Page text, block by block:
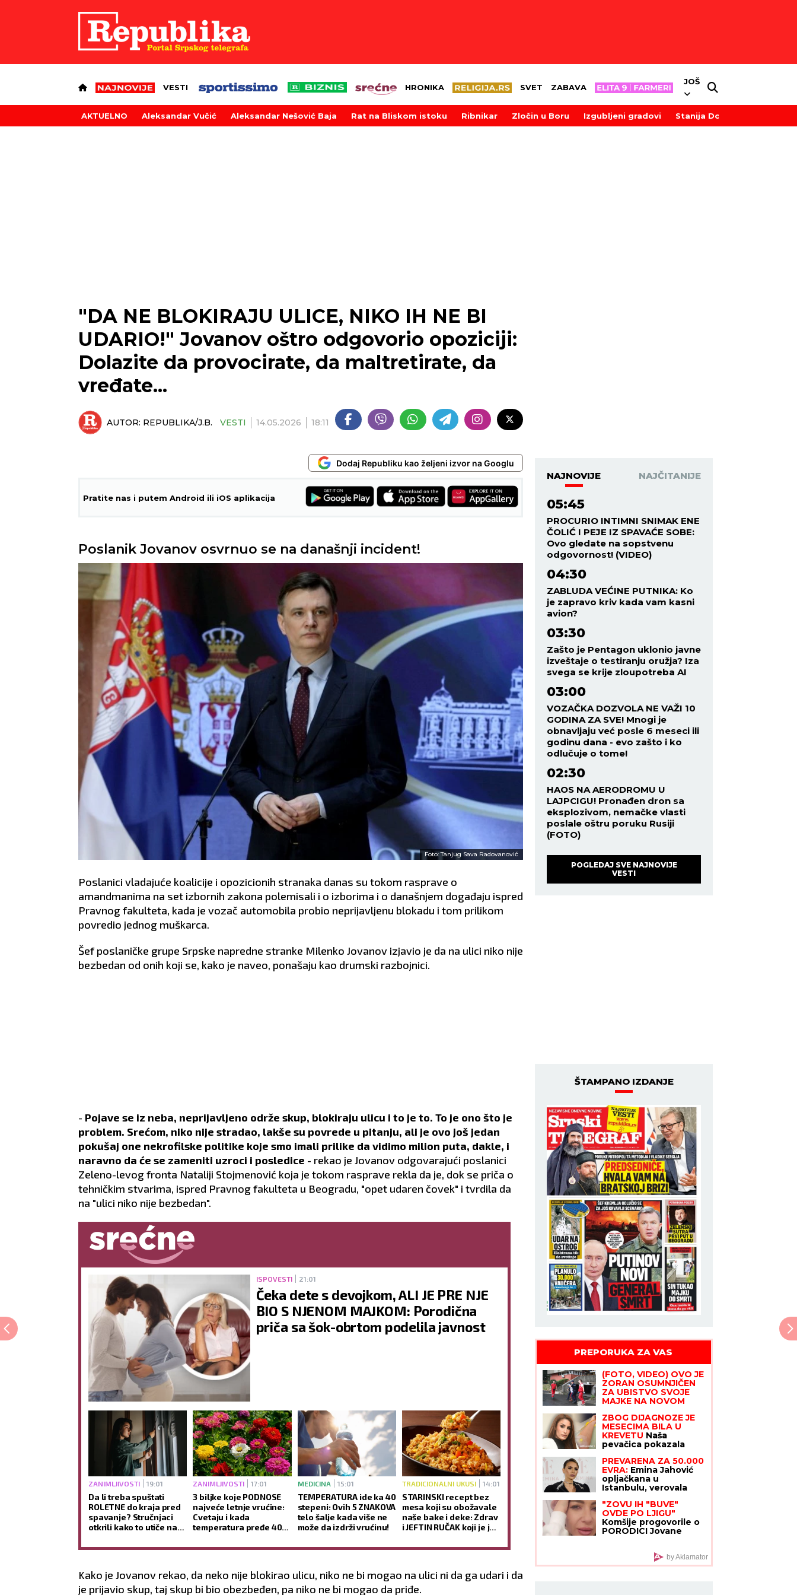
VESTI HRONIKA SVET ZABAVA
JOŠ
AKTUELNO Aleksandar Vučić Aleksandar Nešović Baja Rat na Bliskom istoku Ribnikar Zločin u Boru Izgubljeni gradovi Stanija Dobrojević
"DA NE BLOKIRAJU ULICE, NIKO IH NE BI
UDARIO!" Jovanov oštro odgovorio opoziciji:
Dolazite da provocirate, da maltretirate, da
vređate...
AUTOR: REPUBLIKA/J.B. VESTI 14.05.2026 18:11
Dodaj Republiku kao željeni izvor na Googlu
Pratite nas i putem Android ili iOS aplikacija
Poslanik Jovanov osvrnuo se na današnji incident!
Foto: Tanjug Sava Radovanović
Poslanici vladajuće koalicije i opozicionih stranaka danas su tokom rasprave o
amandmanima na set izbornih zakona polemisali i o izborima i o današnjem događaju ispred
Pravnog fakulteta, kada je vozač automobila probio neprijavljenu blokadu i tom prilikom
povredio jednog muškarca.
Šef poslaničke grupe Srpske napredne stranke Milenko Jovanov izjavio je da na ulici niko nije
bezbedan od onih koji se, kako je naveo, ponašaju kao drumski razbojnici.
- Pojave se iz neba, neprijavljeno održe skup, blokiraju ulicu i to je to. To je ono što je
problem. Srećom, niko nije stradao, lakše su povrede u pitanju, ali je ovo još jedan
pokušaj one nekrofilske politike koje smo imali prilike da vidimo milion puta, dakle, i
naravno da će se zameniti uzroci i posledice - rekao je Jovanov odgovarajući poslanici
Zeleno-levog fronta Nataliji Stojmenović koja je tokom rasprave rekla da je, dok se priča o
tehničkim stvarima, ispred Pravnog fakulteta u Beogradu, "opet udaren čovek" i tvrdila da
na "ulici niko nije bezbedan".
ISPOVESTI 21:01
Čeka dete s devojkom, ALI JE PRE NJE
BIO S NJENOM MAJKOM: Porodična
priča sa šok-obrtom podelila javnost
ZANIMLJIVOSTI 19:01
Da li treba spuštati
ROLETNE do kraja pred
spavanje? Stručnjaci
otkrili kako to utiče na
ZANIMLJIVOSTI 17:01
3 biljke koje PODNOSE
najveće letnje vrućine:
Cvetaju i kada
temperatura pređe 40
MEDICINA 15:01
TEMPERATURA ide ka 40
stepeni: Ovih 5 ZNAKOVA
telo šalje kada više ne
može da izdrži vrućinu!
TRADICIONALNI UKUSI 14:01
STARINSKI recept bez
mesa koji su obožavale
naše bake i deke: Zdrav
i JEFTIN RUČAK koji je još
Kako je Jovanov rekao, da neko nije blokirao ulicu, niko ne bi mogao na ulici ni da ga udari i da
je prijavio skup, taj skup bi bio obezbeđen, pa niko ne bi mogao da priđe.
NAJNOVIJE NAJČITANIJE
05:45
PROCURIO INTIMNI SNIMAK ENE
ČOLIĆ I PEJE IZ SPAVAĆE SOBE:
Ovo gledate na sopstvenu
odgovornost! (VIDEO)
04:30
ZABLUDA VEĆINE PUTNIKA: Ko
je zapravo kriv kada vam kasni
avion?
03:30
Zašto je Pentagon uklonio javne
izveštaje o testiranju oružja? Iza
svega se krije zloupotreba AI
03:00
VOZAČKA DOZVOLA NE VAŽI 10
GODINA ZA SVE! Mnogi je
obnavljaju već posle 6 meseci ili
godinu dana - evo zašto i ko
odlučuje o tome!
02:30
HAOS NA AERODROMU U
LAJPCIGU! Pronađen dron sa
eksplozivom, nemačke vlasti
poslale oštru poruku Rusiji
(FOTO)
POGLEDAJ SVE NAJNOVIJE
VESTI
ŠTAMPANO IZDANJE
PREPORUKA ZA VAS
(FOTO, VIDEO) OVO JE
ZORAN OSUMNJIČEN
ZA UBISTVO SVOJE
MAJKE NA NOVOM
izvela bosog, KRVAVIH
nogu sa lisicama na
rukama, ušao u kola
Hitne pomoći
ZBOG DIJAGNOZE JE
MESECIMA BILA U
KREVETU Naša
pevačica pokazala
pa otkrila u kakvom je
trenutno stanju - ovih
dana prodaje i kuću
PREVARENA ZA 50.000
EVRA: Emina Jahović
opljačkana u
Istanbulu, verovala
svega blokirala na
mrežama
"ZOVU IH "BUVE"
OVDE PO LJIGU"
Komšije progovorile o
PORODICI Jovane
posvađao sa
roditeljima"
by Aklamator